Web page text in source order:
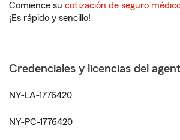
Comience su cotización de seguro
¡Es rápido y sencillo!
Credenciales y licencias del
NY-LA-1776420
NY-PC-1776420